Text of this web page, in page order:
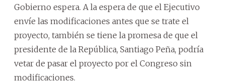
Gobierno espera. A la espera de que el Ejecutivo
envíe las modificaciones antes que se trate el
proyecto, también se tiene la promesa de que el
presidente de la República, Santiago Peña, podría
vetar de pasar el proyecto por el Congreso sin
modificaciones.